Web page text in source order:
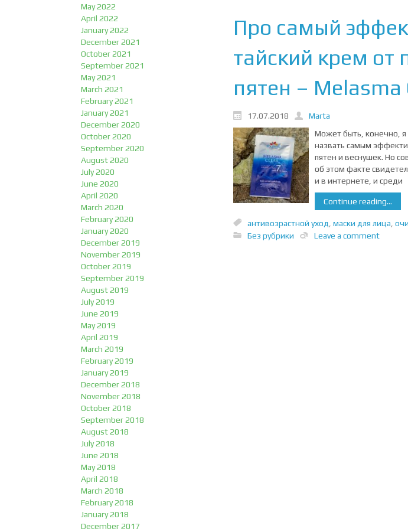
May 2022
April 2022
January 2022
December 2021
October 2021
September 2021
May 2021
March 2021
February 2021
January 2021
December 2020
October 2020
September 2020
August 2020
July 2020
June 2020
April 2020
March 2020
February 2020
January 2020
December 2019
November 2019
October 2019
September 2019
August 2019
July 2019
June 2019
May 2019
April 2019
March 2019
February 2019
January 2019
December 2018
November 2018
October 2018
September 2018
August 2018
July 2018
June 2018
May 2018
April 2018
March 2018
February 2018
January 2018
December 2017
Про самый
тайский крем от
пятен – Melasma
17.07.2018
Marta
Может быть, конечно, я
назвать самым
пятен и веснушек. Но
об этом факте
и в интернете, и среди
Continue reading...
антивозрастной уход маски для лица
Без рубрики
Leave a comment